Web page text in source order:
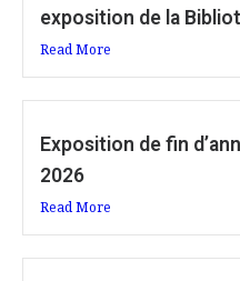
exposition de la
Read More
Exposition de fin
2026
Read More